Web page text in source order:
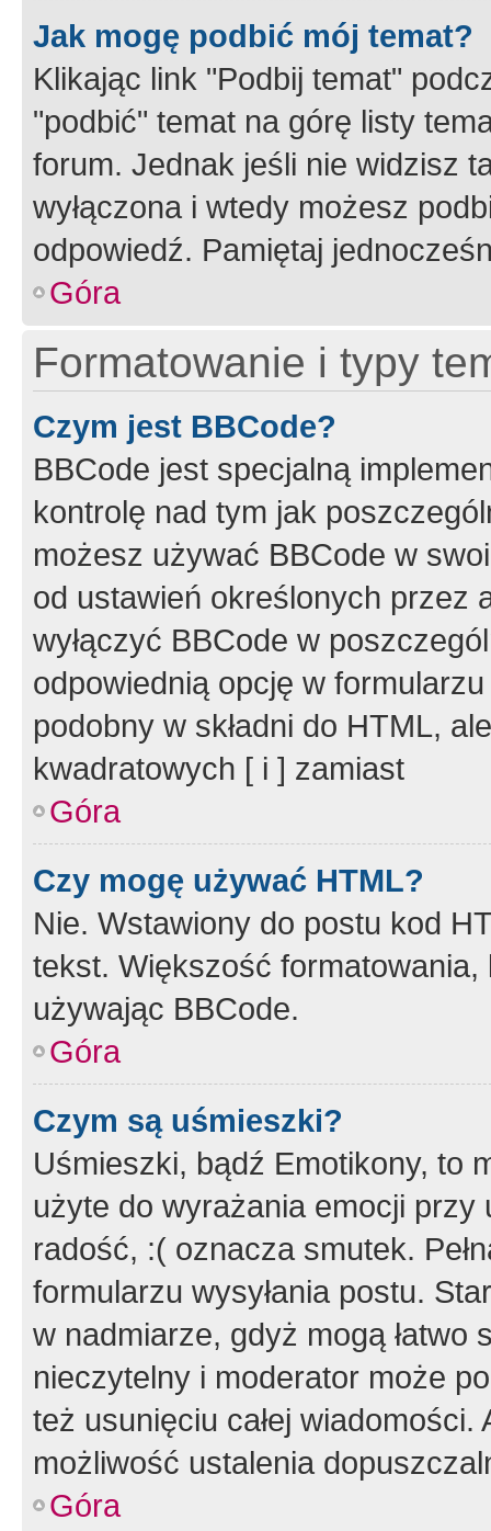
Jak mogę podbić mój temat?
Klikając link "Podbij temat"
"podbić" temat na górę listy
forum. Jednak jeśli nie widzisz
wyłączona i wtedy możesz
odpowiedź. Pamiętaj
Góra
Formatowanie i typy
Czym jest BBCode?
BBCode jest specjalną
kontrolę nad tym jak
możesz używać BBCode w
od ustawień określonych przez
wyłączyć BBCode w
odpowiednią opcję w
podobny w składni do HTML,
kwadratowych [ i ] zamiast
Góra
Czy mogę używać HTML?
Nie. Wstawiony do postu kod
tekst. Większość
używając BBCode.
Góra
Czym są uśmieszki?
Uśmieszki, bądź Emotikony, to
użyte do wyrażania emocji
radość, :( oznacza smutek.
formularzu wysyłania postu.
w nadmiarze, gdyż mogą
nieczytelny i moderator może
też usunięciu całej
możliwość ustalenia
Góra